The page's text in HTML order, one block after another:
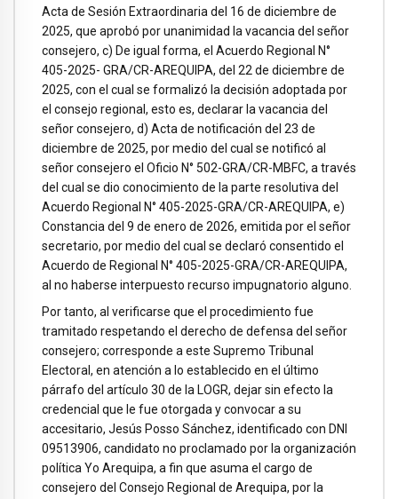
Acta de Sesión Extraordinaria del 16 de diciembre de
2025, que aprobó por unanimidad la vacancia del señor
consejero, c) De igual forma, el Acuerdo Regional N°
405-2025- GRA/CR-AREQUIPA, del 22 de diciembre de
2025, con el cual se formalizó la decisión adoptada por
el consejo regional, esto es, declarar la vacancia del
señor consejero, d) Acta de notificación del 23 de
diciembre de 2025, por medio del cual se notificó al
señor consejero el Oficio N° 502-GRA/CR-MBFC, a través
del cual se dio conocimiento de la parte resolutiva del
Acuerdo Regional N° 405-2025-GRA/CR-AREQUIPA, e)
Constancia del 9 de enero de 2026, emitida por el señor
secretario, por medio del cual se declaró consentido el
Acuerdo de Regional N° 405-2025-GRA/CR-AREQUIPA,
al no haberse interpuesto recurso impugnatorio alguno.
Por tanto, al verificarse que el procedimiento fue
tramitado respetando el derecho de defensa del señor
consejero; corresponde a este Supremo Tribunal
Electoral, en atención a lo establecido en el último
párrafo del artículo 30 de la LOGR, dejar sin efecto la
credencial que le fue otorgada y convocar a su
accesitario, Jesús Posso Sánchez, identificado con DNI
09513906, candidato no proclamado por la organización
política Yo Arequipa, a fin que asuma el cargo de
consejero del Consejo Regional de Arequipa, por la